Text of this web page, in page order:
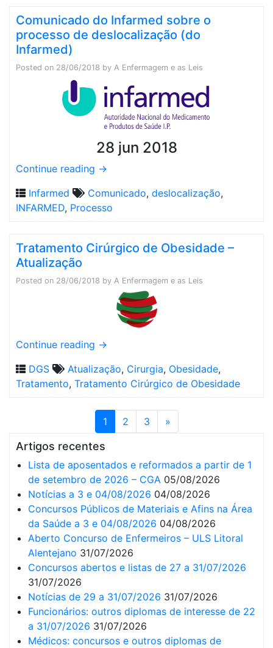
Comunicado do Infarmed sobre o
processo de deslocalização (do
Infarmed)
Posted on 28/06/2018 by A Enfermagem e as Leis
28 jun 2018
Continue reading →
Infarmed
Comunicado, deslocalização,
INFARMED, Processo
Tratamento Cirúrgico de Obesidade –
Atualização
Posted on 28/06/2018 by A Enfermagem e as Leis
Continue reading →
DGS
Atualização, Cirurgia, Obesidade,
Tratamento, Tratamento Cirúrgico de Obesidade
1 2 3 »
Artigos recentes
Lista de aposentados e reformados a partir de 1
de setembro de 2026 – CGA 05/08/2026
Notícias a 3 e 04/08/2026 04/08/2026
Concursos Públicos de Materiais e Afins na Área
da Saúde a 3 e 04/08/2026 04/08/2026
Aberto Concurso de Enfermeiros – ULS Litoral
Alentejano 31/07/2026
Concursos abertos e listas de 27 a 31/07/2026
31/07/2026
Notícias de 29 a 31/07/2026 31/07/2026
Funcionários: outros diplomas de interesse de 22
a 31/07/2026 31/07/2026
Médicos: concursos e outros diplomas de